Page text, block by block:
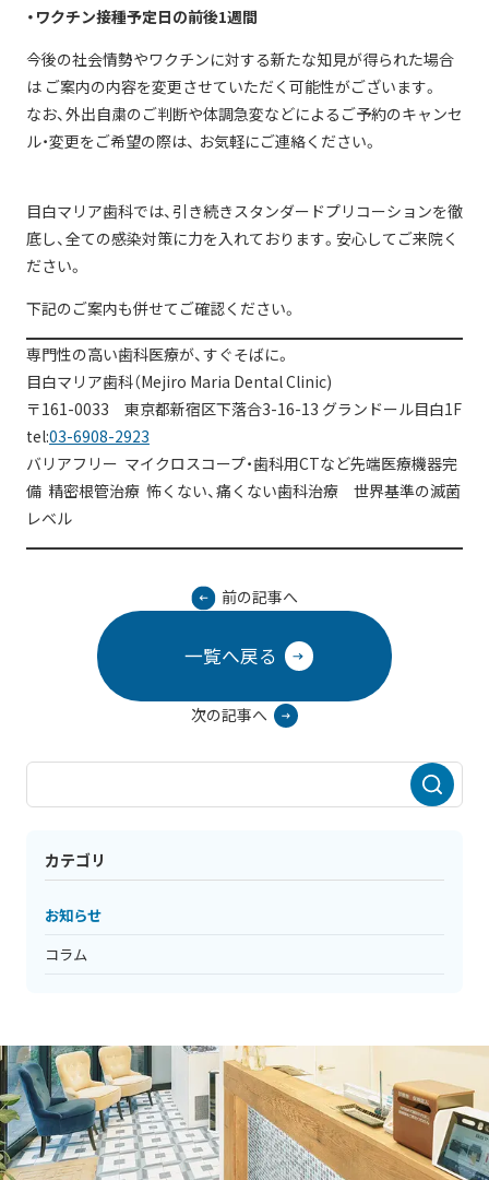
・ワクチン接種予定日の前後1週間
今後の社会情勢やワクチンに対する新たな知見が得られた場合
は ご案内の内容を変更させていただく可能性がございます。
なお、外出自粛のご判断や体調急変などによるご予約のキャンセ
ル・変更をご希望の際は、 お気軽にご連絡ください。
目白マリア歯科では、引き続きスタンダードプリコーションを徹
底し、全ての感染対策に力を入れております。安心してご来院く
ださい。
下記のご案内も併せてご確認ください。
専門性の高い歯科医療が、すぐそばに。
目白マリア歯科（Mejiro Maria Dental Clinic)
〒161-0033 東京都新宿区下落合3-16-13 グランドール目白1F
tel:03-6908-2923
バリアフリー マイクロスコープ・歯科用CTなど先端医療機器完
備 精密根管治療 怖くない、痛くない歯科治療 世界基準の滅菌
レベル
前の記事へ
一覧へ戻る
次の記事へ
カテゴリ
お知らせ
コラム